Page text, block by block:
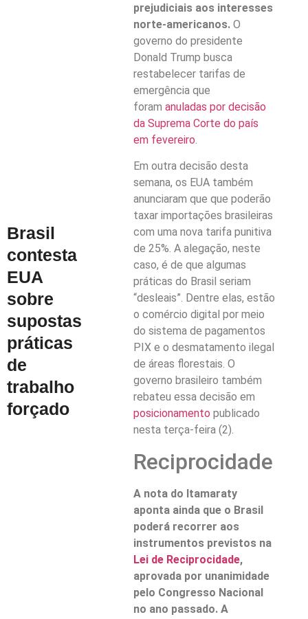
Brasil
contesta
EUA
sobre
supostas
práticas
de
trabalho
forçado
prejudiciais aos interesses
norte-americanos.O
governo do presidente
Donald Trump busca
restabelecer tarifas de
emergência que
foram anuladas por decisão
da Suprema Corte do país
em fevereiro
Em outra decisão desta
semana, os EUA também
anunciaram que que poderão
taxar importações brasileiras
com uma nova tarifa punitiva
de 25%. A alegação, neste
caso, é de que algumas
práticas do Brasil seriam
“desleais”. Dentre elas, estão
o comércio digital por meio
do sistema de pagamentos
PIX e o desmatamento ilegal
de áreas florestais. O
governo brasileiro também
rebateu essa decisão em
posicionamento publicado
nesta terça-feira (2).
Reciprocidade
A nota do Itamaraty
aponta ainda que o Brasil
poderá recorrer aos
instrumentos previstos na
Lei de Reciprocidade,
aprovada por unanimidade
pelo Congresso Nacional
no ano passado. A